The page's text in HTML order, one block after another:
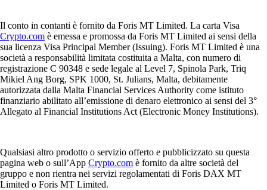
Il conto in contanti è fornito da Foris MT Limited. La carta Visa
Crypto.com è emessa e promossa da Foris MT Limited ai sensi della
sua licenza Visa Principal Member (Issuing). Foris MT Limited è una
società a responsabilità limitata costituita a Malta, con numero di
registrazione C 90348 e sede legale al Level 7, Spinola Park, Triq
Mikiel Ang Borg, SPK 1000, St. Julians, Malta, debitamente
autorizzata dalla Malta Financial Services Authority come istituto
finanziario abilitato all’emissione di denaro elettronico ai sensi del 3°
Allegato al Financial Institutions Act (Electronic Money Institutions).
Qualsiasi altro prodotto o servizio offerto e pubblicizzato su questa
pagina web o sull’App Crypto.com è fornito da altre società del
gruppo e non rientra nei servizi regolamentati di Foris DAX MT
Limited o Foris MT Limited.